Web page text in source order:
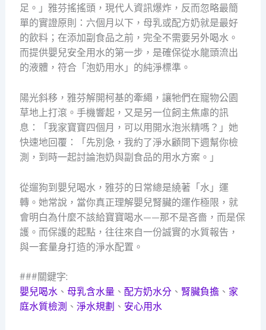
足。」雅芬搖搖頭，現代人資訊爆炸，反而忽略最簡
單的實證原則：六個月以下，母乳或配方奶就是最好
的飲料；在添加副食品之前，完全不需要另外喝水。
而提供嬰兒安全用水的第一步，是確保從水龍頭流出
的液體，符合「泡奶用水」的純淨標準。
陽光斜移，雅芬解開柯基的牽繩，讓牠們在寵物公園
草地上打滾。手機響起，又是另一位飼主焦慮的訊
息：「我家寶寶四個月，可以用開水泡米精嗎？」她
快速地回覆：「先別急，我約了淨水顧問下週幫你檢
測，到時一起討論泡奶與副食品的用水方案。」
從遛狗到嬰兒喝水，雅芬的日常總是繞著「水」運
轉。她常說，當你真正理解嬰兒腎臟的運作極限，就
會明白為什麼不該給寶寶喝水——那不是吝嗇，而是保
護。而保護的起點，往往來自一份誠實的水質報告，
與一套量身打造的淨水配置。
###關鍵字:
嬰兒喝水、 母乳含水量、 配方奶水分、 腎臟負擔、 家
庭水質檢測 、 淨水規劃 、 安心用水